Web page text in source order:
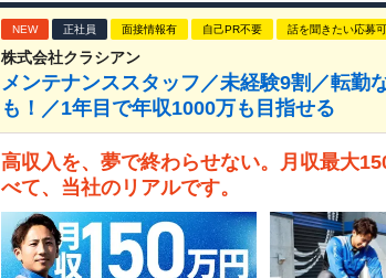
NEW 正社員 面接情報有 自己PR不要 話を聞きたい応募可
株式会社クラシアン
メンテナンススタッフ／未経験9割／転勤
も！／1年目で年収1000万も目指せる
高収入を、夢で終わらせない。月収最大
べて、当社のリアルです。